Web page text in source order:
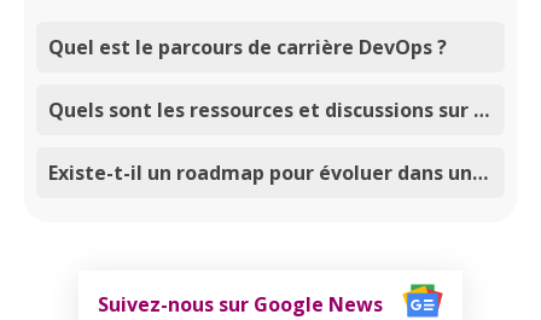
Quel est le parcours de carrière DevOps ?
Quels sont les ressources et discussions sur Reddit concernant le parcours de carrière DevOps ?
Existe-t-il un roadmap pour évoluer dans une carrière en DevOps ?
Suivez-nous sur Google News